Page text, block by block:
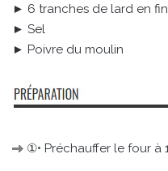
► 6 tranches de lard en
► Sel
► Poivre du moulin
①• Préchauffer le four à